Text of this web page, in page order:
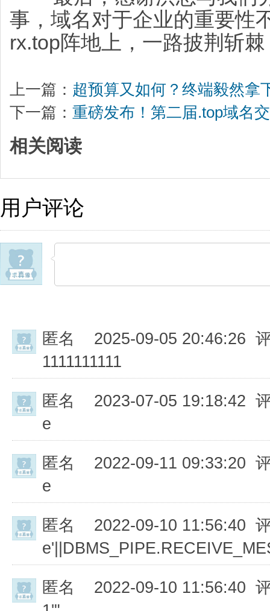
事，域名对于企业的重要性
rx.top阵地上，一路披荆斩
上一篇： 超预算又如何？终端毅然拿
下一篇： 重磅发布！第二届.top域名
相关阅读
用户评论
匿名 2025-09-05 20:46:26
1111111111
匿名 2023-07-05 19:18:42
e
匿名 2022-09-11 09:33:20
e
匿名 2022-09-10 11:56:40
匿名 2022-09-10 11:56:40